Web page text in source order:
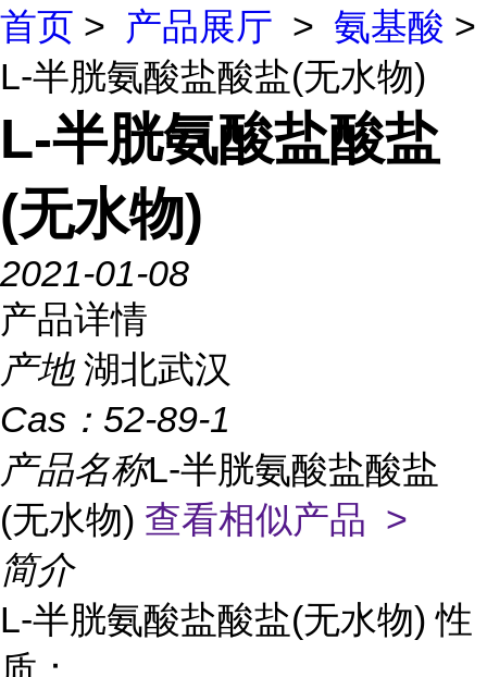
首页 > 产品展厅 > 氨基酸 >
L-半胱氨酸盐酸盐(无水物)
L-半胱氨酸盐酸盐
(无水物)
2021-01-08
产品详情
产地 湖北武汉
Cas： 52-89-1
产品名称L-半胱氨酸盐酸盐
(无水物) 查看相似产品 >
简介
L-半胱氨酸盐酸盐(无水物) 性